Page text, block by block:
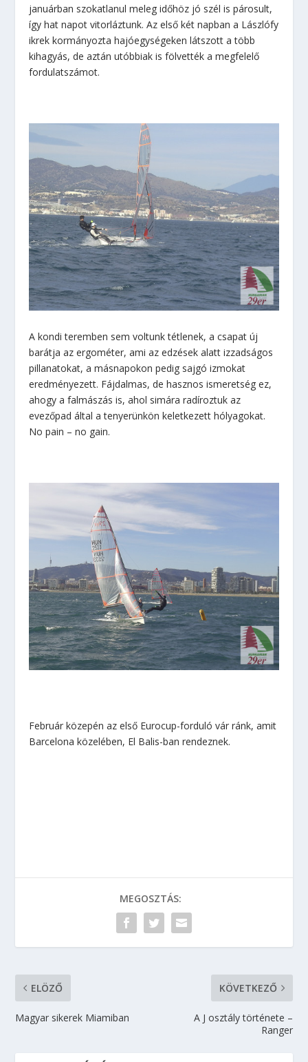
januárban szokatlanul meleg időhöz jó szél is párosult,
így hat napot vitorláztunk. Az első két napban a Lászlófy
ikrek kormányozta hajóegységeken látszott a több
kihagyás, de aztán utóbbiak is fölvették a megfelelő
fordulatszámot.
A kondi teremben sem voltunk tétlenek, a csapat új
barátja az ergométer, ami az edzések alatt izzadságos
pillanatokat, a másnapokon pedig sajgó izmokat
eredményezett. Fájdalmas, de hasznos ismeretség ez,
ahogy a falmászás is, ahol simára radíroztuk az
evezőpad által a tenyerünkön keletkezett hólyagokat.
No pain – no gain.
Február közepén az első Eurocup-forduló vár ránk, amit
Barcelona közelében, El Balis-ban rendeznek.
MEGOSZTÁS:
ELÖZŐ
Magyar sikerek Miamiban
KÖVETKEZŐ
A J osztály története –
Ranger